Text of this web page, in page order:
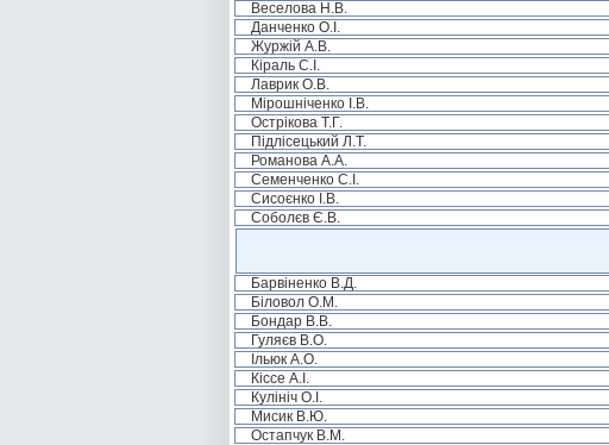
Веселова Н.В.
Данченко О.І.
Журжій А.В.
Кіраль С.І.
Лаврик О.В.
Мірошніченко І.В.
Острікова Т.Г.
Підлісецький Л.Т.
Романова А.А.
Семенченко С.І.
Сисоєнко І.В.
Соболєв Є.В.
Барвіненко В.Д.
Біловол О.М.
Бондар В.В.
Гуляєв В.О.
Ільюк А.О.
Кіссе А.І.
Кулініч О.І.
Мисик В.Ю.
Остапчук В.М.